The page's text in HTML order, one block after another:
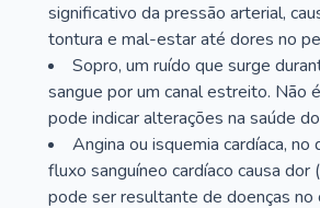
significativo da pressão arterial,
tontura e mal-estar até dores no
Sopro, um ruído que surge
sangue por um canal estreito. Não
pode indicar alterações na saúde
Angina ou isquemia cardíaca, no
fluxo sanguíneo cardíaco causa
pode ser resultante de doenças no